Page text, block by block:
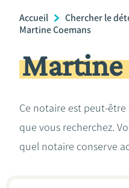
Relations et vivre ensemble
Héritage et donations
Le notaire
Accueil
Chercher le
Martine Coemans
Martine
Ce notaire est peut-
que vous recherchez.
quel notaire conserve